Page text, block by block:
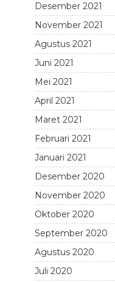
Desember 2021
November 2021
Agustus 2021
Juni 2021
Mei 2021
April 2021
Maret 2021
Februari 2021
Januari 2021
Desember 2020
November 2020
Oktober 2020
September 2020
Agustus 2020
Juli 2020